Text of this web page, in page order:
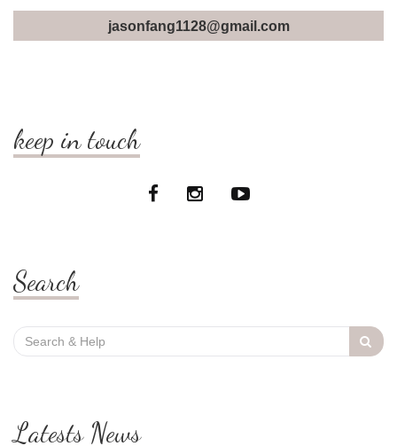
jasonfang1128@gmail.com
keep in touch
Search
Search
for:
Latests News